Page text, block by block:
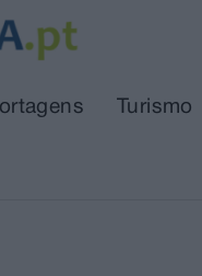
Turismo